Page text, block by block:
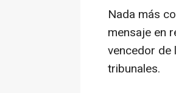
Nada más
mensaje en
vencedor de
tribunales.